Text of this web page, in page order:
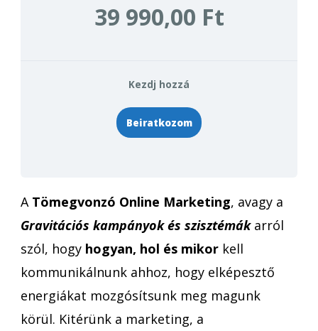
39 990,00 Ft
Kezdj hozzá
Beiratkozom
A Tömegvonzó Online Marketing, avagy a
Gravitációs kampányok és szisztémákarról
szól, hogy hogyan, hol és mikor kell
kommunikálnunk ahhoz, hogy elképesztő
energiákat mozgósítsunk meg magunk
körül. Kitérünk a marketing, a